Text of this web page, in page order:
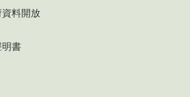
料開放
明書